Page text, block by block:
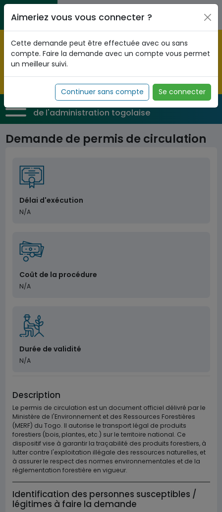
Aller au contenu principal
Citoyens
libérales
Pré-enregistrez vous dès maintenant pour le programme
national d'identification biométrique et
obtenez votre Numéro d'Identification Unique (NIU) en
Fermer
Service Public
de l'administration togolaise
Demande de permis de circulation
Délai d'exécution
N/A
Coût de la procédure
N/A
Durée de validité
N/A
Description
Le permis de circulation est un document officiel délivré par le
Ministère de l'Environnement et des Ressources Forestières
(MERF) du Togo. Il autorise le transport légal de produits
forestiers (bois, plantes, etc.) sur le territoire national. Ce
dispositif vise à garantir la traçabilité des produits forestiers, à
lutter contre l'exploitation illégale des ressources naturelles, et
à assurer le respect des normes environnementales et de la
réglementation forestière en vigueur.
Identification des personnes susceptibles /
légitimes à faire la demande
Aimeriez vous vous connecter ?
Cette demande peut être effectuée avec ou sans
compte. Faire la demande avec un compte vous permet
un meilleur suivi.
Continuer sans compte Se connecter